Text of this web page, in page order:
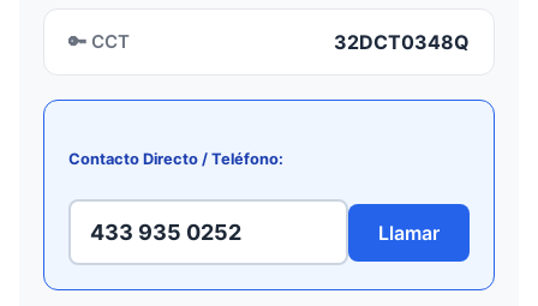
🔑 CCT 32DCT0348Q
Contacto Directo / Teléfono:
433 935 0252 Llamar